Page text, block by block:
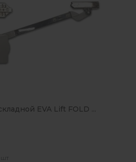
EVA Lift FOLD ...